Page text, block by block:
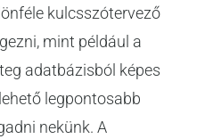
kulcsszótervező
mint például a
adatbázisból képes
legpontosabb
nekünk. A